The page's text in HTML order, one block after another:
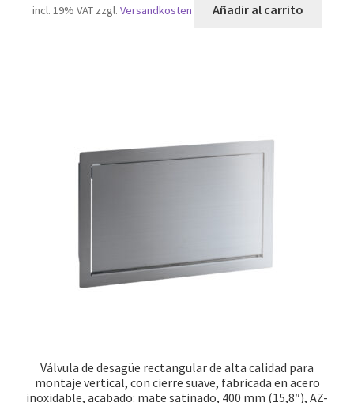
incl. 19% VAT zzgl.Versandkosten Añadir al carrito
Válvula de desagüe rectangular de alta calidad para
montaje vertical, con cierre suave, fabricada en acero
inoxidable, acabado: mate satinado, 400 mm (15,8″), AZ-